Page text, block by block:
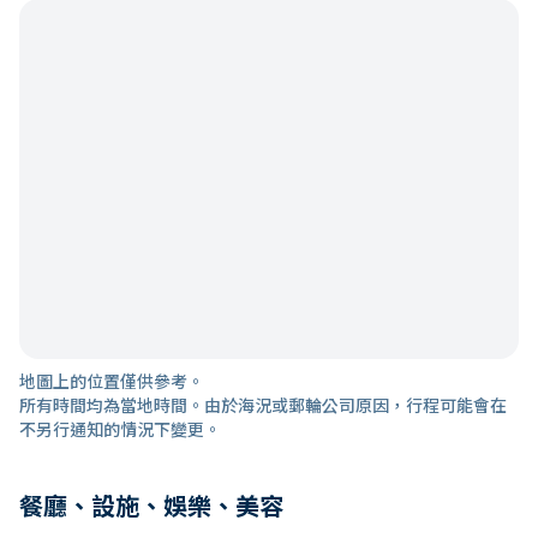
地圖上的位置僅供參考。
所有時間均為當地時間。由於海況或郵輪公司原因，行程可能會在
不另行通知的情況下變更。
餐廳、設施、娛樂、美容